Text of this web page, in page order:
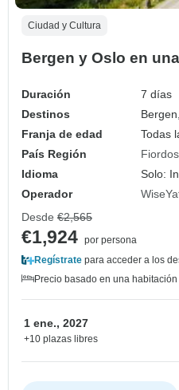
Ciudad y Cultura
Bergen y Oslo en
Duración
7 días
Destinos
Franja de edad
Todas
País Región
Idioma
Solo:
Operador
Desde €2,565
€1,924 por persona
Regístrate para acceder a los
Precio basado en una
1 ene., 2027
+10 plazas libres